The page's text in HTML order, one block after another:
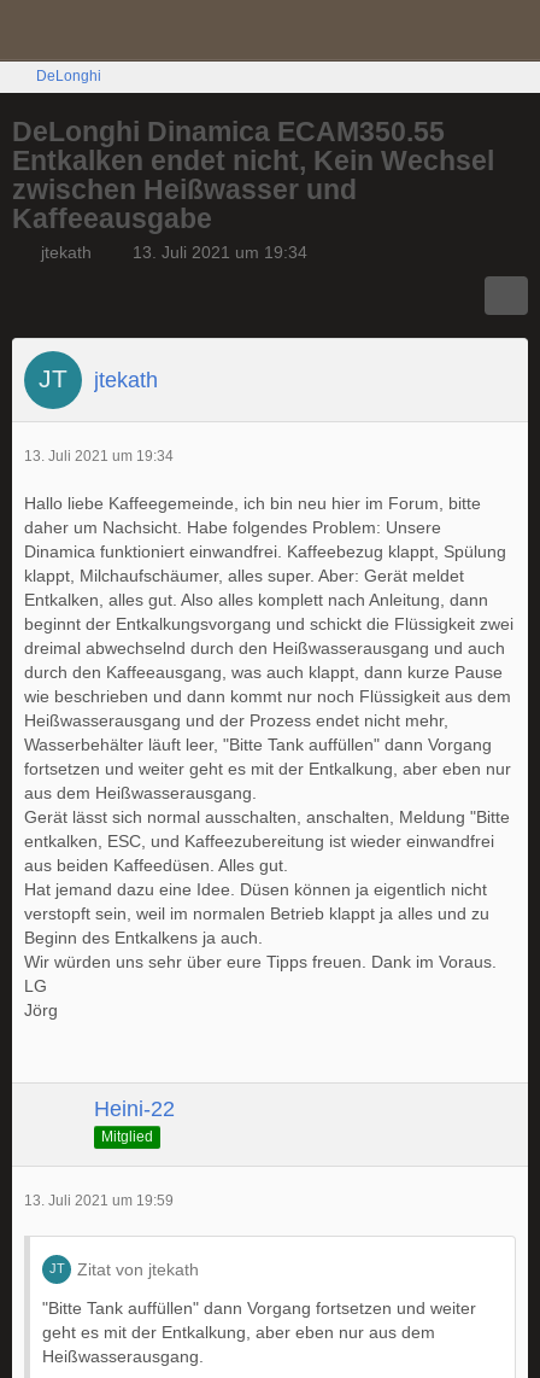
DeLonghi
DeLonghi Dinamica ECAM350.55
Entkalken endet nicht, Kein Wechsel
zwischen Heißwasser und
Kaffeeausgabe
jtekath 13. Juli 2021 um 19:34
jtekath
13. Juli 2021 um 19:34
Hallo liebe Kaffeegemeinde, ich bin neu hier im Forum, bitte
daher um Nachsicht. Habe folgendes Problem: Unsere
Dinamica funktioniert einwandfrei. Kaffeebezug klappt, Spülung
klappt, Milchaufschäumer, alles super. Aber: Gerät meldet
Entkalken, alles gut. Also alles komplett nach Anleitung, dann
beginnt der Entkalkungsvorgang und schickt die Flüssigkeit zwei
dreimal abwechselnd durch den Heißwasserausgang und auch
durch den Kaffeeausgang, was auch klappt, dann kurze Pause
wie beschrieben und dann kommt nur noch Flüssigkeit aus dem
Heißwasserausgang und der Prozess endet nicht mehr,
Wasserbehälter läuft leer, "Bitte Tank auffüllen" dann Vorgang
fortsetzen und weiter geht es mit der Entkalkung, aber eben nur
aus dem Heißwasserausgang.
Gerät lässt sich normal ausschalten, anschalten, Meldung "Bitte
entkalken, ESC, und Kaffeezubereitung ist wieder einwandfrei
aus beiden Kaffeedüsen. Alles gut.
Hat jemand dazu eine Idee. Düsen können ja eigentlich nicht
verstopft sein, weil im normalen Betrieb klappt ja alles und zu
Beginn des Entkalkens ja auch.
Wir würden uns sehr über eure Tipps freuen. Dank im Voraus.
LG
Jörg
Heini-22
Mitglied
13. Juli 2021 um 19:59
Zitat von jtekath
"Bitte Tank auffüllen" dann Vorgang fortsetzen und weiter
geht es mit der Entkalkung, aber eben nur aus dem
Heißwasserausgang.